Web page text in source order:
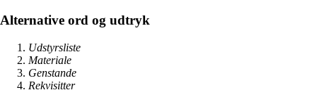
Alternative ord og udtryk
Udstyrsliste
Materiale
Genstande
Rekvisitter